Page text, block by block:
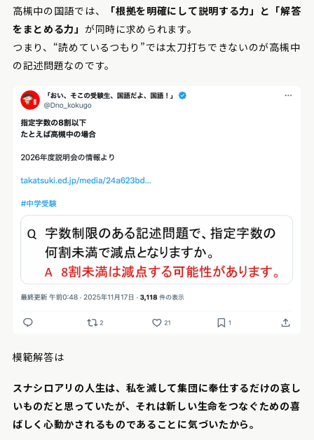
高槻中の国語では、
「根拠を明確にして説明する力」と「解答
をまとめる力」 が同時に求められます。
つまり、“読めているつもり”では太刀打ちできないのが高槻中
の記述問題なのです。
模範解答は
スナシロアリの人生は、私を滅して集団に奉仕するだけの哀し
いものだと思っていたが、それは新しい生命をつなぐための喜
ばしく心動かされるものであることに気づいたから。